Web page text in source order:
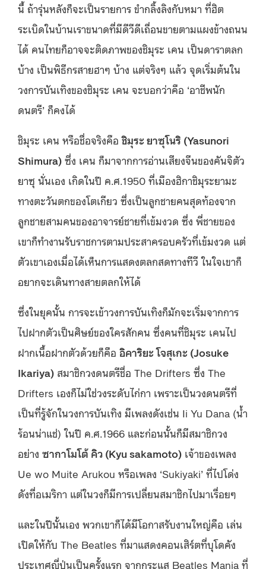
นี้ ถ้ารุ่นหลังก็จะเป็นรายการ ขำกลิ้งลิงกับหมา ที่ฮิต
ระเบิดในบ้านเราขนาดที่มีดีวีดีเถื่อนขายตามแผงข้างถนน
ได้ คนไทยก็อาจจะติดภาพของชิมุระ เคน เป็นดาราตลก
บ้าง เป็นพิธีกรสายฮาๆ บ้าง แต่จริงๆ แล้ว จุดเริ่มต้นใน
วงการบันเทิงของชิมุระ เคน จะบอกว่าคือ ‘อาชีพนัก
ดนตรี’ ก็คงได้
ชิมุระ เคน หรือชื่อจริงคือชิมุระ ยาซุโนริ (Yasunori
Shimura) ซึ่ง เคน ก็มาจากการอ่านเสียงจีนของคันจิตัว
ยาซุ นั่นเอง เกิดในปี ค.ศ.1950 ที่เมืองฮิกาชิมุระยามะ
ทางตะวันตกของโตเกียว ซึ่งเป็นลูกชายคนสุดท้องจาก
ลูกชายสามคนของอาจารย์ชายที่เข้มงวด ซึ่ง พี่ชายของ
เขาก็ทำงานรับราชการตามประสาครอบครัวที่เข้มงวด แต่
ตัวเขาเองเมื่อได้เห็นการแสดงตลกสดทางทีวี ในใจเขาก็
อยากจะเดินทางสายตลกให้ได้
ซึ่งในยุคนั้น การจะเข้าวงการบันเทิงก็มักจะเริ่มจากการ
ไปฝากตัวเป็นศิษย์ของใครสักคน ซึ่งคนที่ชิมุระ เคนไป
ฝากเนื้อฝากตัวด้วยก็คือ อิคาริยะ โจสุเกะ (Josuke
Ikariya) สมาชิกวงดนตรีชื่อ The Drifters ซึ่ง The
Drifters เองก็ไม่ใช่วงระดับไก่กา เพราะเป็นวงดนตรีที่
เป็นที่รู้จักในวงการบันเทิง มีเพลงดังเช่น Ii Yu Dana (น้ำ
ร้อนน่าแช่) ในปี ค.ศ.1966 และก่อนนั้นก็มีสมาชิกวง
อย่าง ซากาโมโต้ คิว (Kyu sakamoto) เจ้าของเพลง
Ue wo Muite Arukou หรือเพลง ‘Sukiyaki’ ที่ไปโด่ง
ดังที่อเมริกา แต่ในวงก็มีการเปลี่ยนสมาชิกไปมาเรื่อยๆ
และในปีนั้นเอง พวกเขาก็ได้มีโอกาสรับงานใหญ่คือ เล่น
เปิดให้กับ The Beatles ที่มาแสดงคอนเสิร์ตที่บุโดคัง
ประเทศญี่ปุ่นเป็นครั้งแรก จากกระแส Beatles Mania ที่